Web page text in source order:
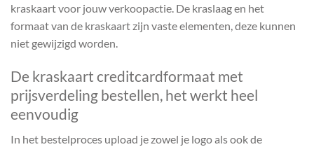
kraskaart voor jouw verkoopactie. De kraslaag en het
formaat van de kraskaart zijn vaste elementen, deze kunnen
niet gewijzigd worden.
De kraskaart creditcardformaat met
prijsverdeling bestellen, het werkt heel
eenvoudig
In het bestelproces upload je zowel je logo als ook de